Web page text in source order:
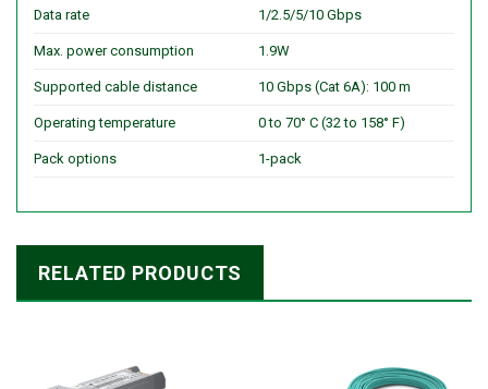
Data rate 1/2.5/5/10 Gbps
Max. power consumption 1.9W
Supported cable distance 10 Gbps (Cat 6A): 100 m
Operating temperature 0 to 70° C (32 to 158° F)
Pack options 1-pack
RELATED PRODUCTS